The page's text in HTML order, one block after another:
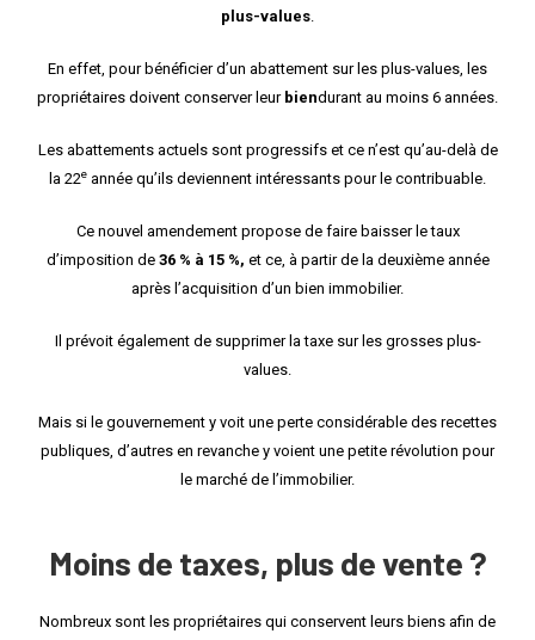
plus-values.
En effet, pour bénéficier d’un abattement sur les plus-values, les
propriétaires doivent conserver leur biendurant au moins 6 années.
Les abattements actuels sont progressifs et ce n’est qu’au-delà de
la 22e année qu’ils deviennent intéressants pour le contribuable.
Ce nouvel amendement propose de faire baisser le taux
d’imposition de 36 % à 15 %, et ce, à partir de la deuxième année
après l’acquisition d’un bien immobilier.
Il prévoit également de supprimer la taxe sur les grosses plus-
values.
Mais si le gouvernement y voit une perte considérable des recettes
publiques, d’autres en revanche y voient une petite révolution pour
le marché de l’immobilier.
Moins de taxes, plus de vente ?
Nombreux sont les propriétaires qui conservent leurs biens afin de